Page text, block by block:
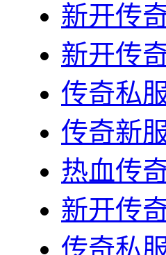
新开传
新开传
传奇私
传奇新
热血传
新开传
传奇私